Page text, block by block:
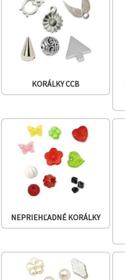
obsah a
reklamu, aj
s pomocou
partnerov
analytiku a
marketing.
používaním
všetkých
kliknutím
na "Prijať
Alebo
môžete
preferencie
Nastaveniach
výberom
súborov
kliknutím
Prijať
KORÁLKY CCB
NEPRIEHĽADNÉ KORÁLKY